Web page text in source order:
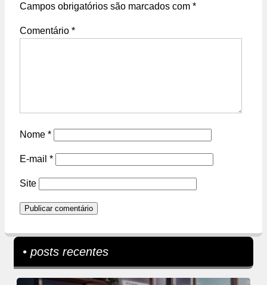
Campos obrigatórios são marcados com *
Comentário *
Nome *
E-mail *
Site
• posts recentes